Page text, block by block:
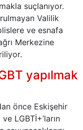
suçlanıyor.
Valilik
ve esnafa
Merkezine
yapılmak
önce Eskişehir
LGBTİ+’ların